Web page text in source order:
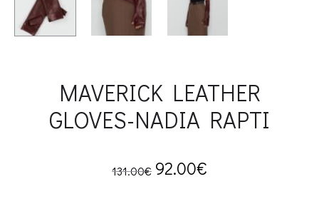
MAVERICK LEATHER
GLOVES-NADIA RAPTI
131.00€ Original
92.00€